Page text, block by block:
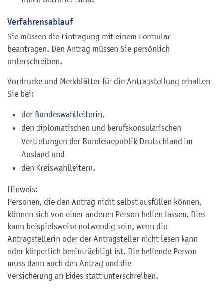
Verfahrensablauf
Sie müssen die Eintragung mit einem Formular
beantragen. Den Antrag müssen Sie persönlich
unterschreiben.
Vordrucke und Merkblätter für die Antragstellung erhalten
Sie bei:
der Bundeswahlleiterin,
den diplomatischen und berufskonsularischen
Vertretungen der Bundesrepublik Deutschland im
Ausland und
den Kreiswahlleitern.
Hinweis:
Personen, die den Antrag nicht selbst ausfüllen können,
können sich von einer anderen Person helfen lassen. Dies
kann beispielsweise notwendig sein, wenn die
Antragstellerin oder der Antragsteller nicht lesen kann
oder körperlich beeinträchtigt ist. Die helfende Person
muss dann auch den Antrag und die
Versicherung an Eides statt unterschreiben.